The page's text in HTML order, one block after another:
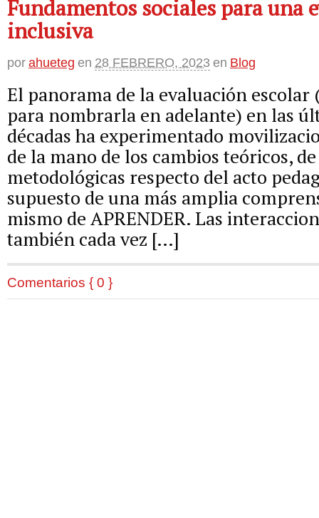
Fundamentos sociales para una
inclusiva
por ahueteg en 28 FEBRERO, 2023 en Blog
El panorama de la evaluación
para nombrarla en adelante) en las
décadas ha experimentado
de la mano de los cambios teóricos,
metodológicas respecto del acto
supuesto de una más amplia
mismo de APRENDER. Las
también cada vez […]
Comentarios { 0 }